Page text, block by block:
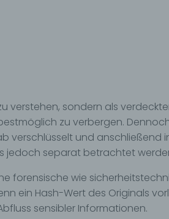
verstehen, sondern als
zu verbergen.
und anschließend
jedoch separat betrachtet
forensische wie
ein Hash-Wert des Originals
sensibler Informationen.
Art der automatisierten Verarbeitung
besteht, dass diese
persönliche Aspekte, die sich
zu bewerten, insbesondere, um
Verhalten, Aufenthaltsort
Person zu analysieren oder